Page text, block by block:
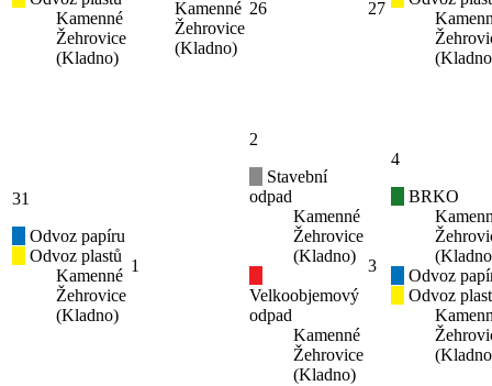
Kamenné
Žehrovice
(Kladno)
Kamenné
Žehrovice
(Kladno)
26 27
31
Odvoz papíru
Odvoz plastů
Kamenné
Žehrovice
(Kladno)
1
2
Stavební
odpad
Kamenné
Žehrovice
(Kladno)
Velkoobjemový
odpad
Kamenné
Žehrovice
(Kladno)
3
4
BRKO
Odvoz
Odvoz